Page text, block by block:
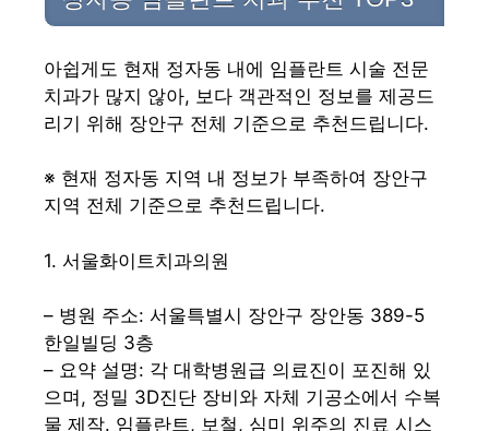
아쉽게도 현재 정자동 내에 임플란트 시술 전문
치과가 많지 않아, 보다 객관적인 정보를 제공드
리기 위해 장안구 전체 기준으로 추천드립니다.
※ 현재 정자동 지역 내 정보가 부족하여 장안구
지역 전체 기준으로 추천드립니다.
1. 서울화이트치과의원
– 병원 주소: 서울특별시 장안구 장안동 389-5
한일빌딩 3층
– 요약 설명: 각 대학병원급 의료진이 포진해 있
으며, 정밀 3D진단 장비와 자체 기공소에서 수복
물 제작. 임플란트, 보철, 심미 위주의 진료 시스